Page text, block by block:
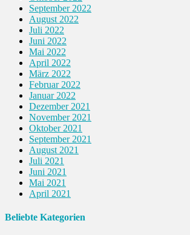
September 2022
August 2022
Juli 2022
Juni 2022
Mai 2022
April 2022
März 2022
Februar 2022
Januar 2022
Dezember 2021
November 2021
Oktober 2021
September 2021
August 2021
Juli 2021
Juni 2021
Mai 2021
April 2021
Beliebte Kategorien